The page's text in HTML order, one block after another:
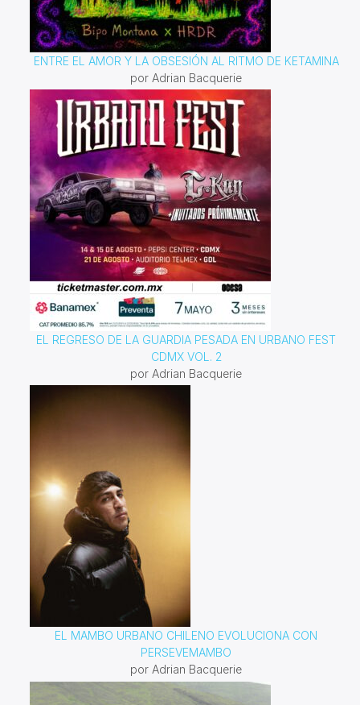
ENTRE EL AMOR Y LA OBSESIÓN AL RITMO DE KETAMINA
por Adrian Bacquerie
EL REGRESO DE LA GUARDIA PESADA EN URBANO FEST
CDMX VOL. 2
por Adrian Bacquerie
EL MAMBO URBANO CHILENO EVOLUCIONA CON
PERSEVEMAMBO
por Adrian Bacquerie